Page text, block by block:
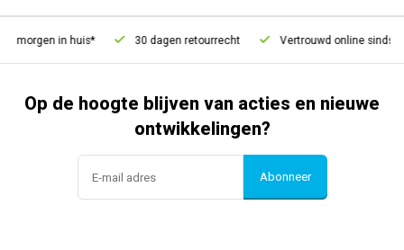
morgen in huis* 30 dagen retourrecht Vertrouwd online sinds
Op de hoogte blijven van acties en nieuwe
ontwikkelingen?
Abonneer